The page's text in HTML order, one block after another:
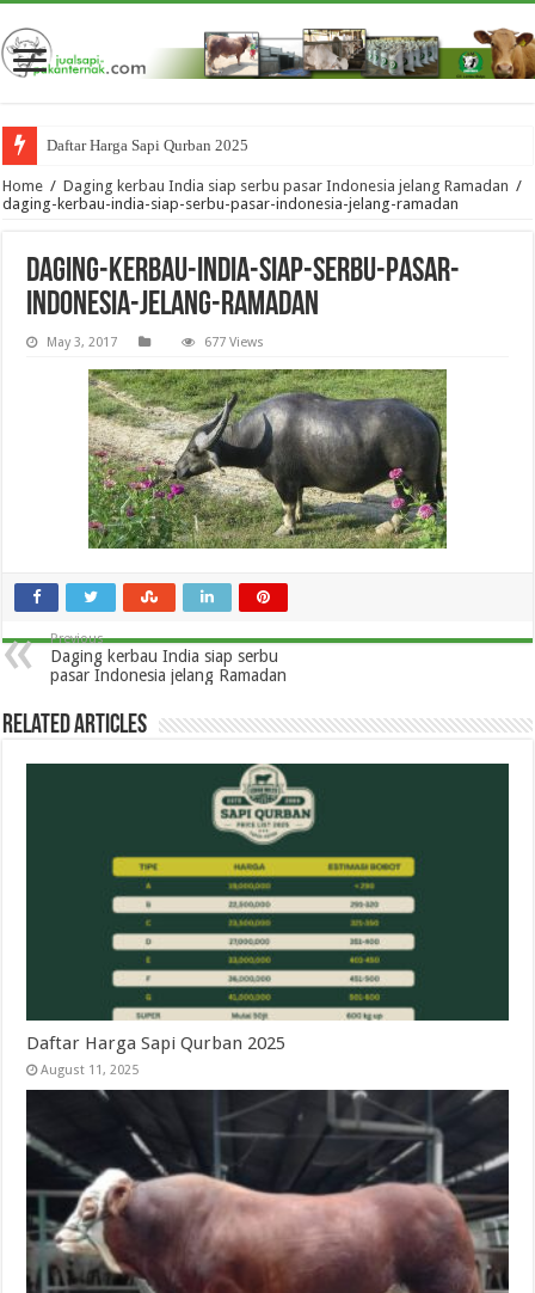
Daftar Harga Sapi Qurban 2025
Home / Daging kerbau India siap serbu pasar Indonesia jelang Ramadan /
daging-kerbau-india-siap-serbu-pasar-indonesia-jelang-ramadan
daging-kerbau-india-siap-serbu-pasar-
indonesia-jelang-ramadan
May 3, 2017 677 Views
Previous
Daging kerbau India siap serbu
pasar Indonesia jelang Ramadan
Related Articles
Daftar Harga Sapi Qurban 2025
August 11, 2025